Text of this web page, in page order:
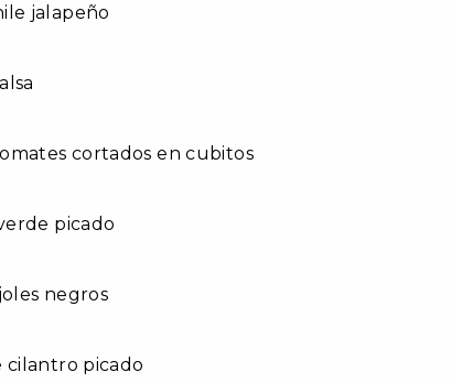
jalapeño
cortados en cubitos
picado
negros
cilantro picado